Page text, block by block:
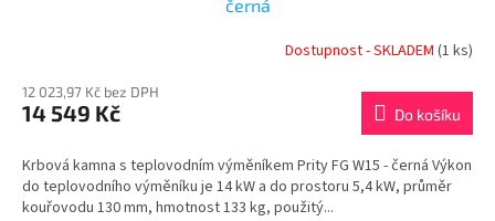
černá
Dostupnost - SKLADEM (1 ks)
12 023,97 Kč bez DPH
14 549 Kč Do košíku
Krbová kamna s teplovodním výměníkem Prity FG W15 - černá Výkon
do teplovodního výměníku je 14 kW a do prostoru 5,4 kW, průměr
kouřovodu 130 mm, hmotnost 133 kg, použitý...